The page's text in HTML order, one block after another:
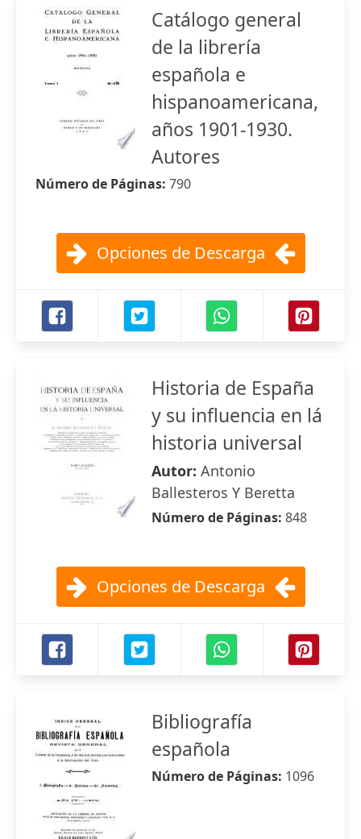
Catálogo general
de la librería
española e
hispanoamericana,
años 1901-1930.
Autores
Número de Páginas: 790
Opciones de Descarga
Historia de España
y su influencia en lá
historia universal
Autor: Antonio
Ballesteros Y Beretta
Número de Páginas: 848
Opciones de Descarga
Bibliografía
española
Número de Páginas: 1096